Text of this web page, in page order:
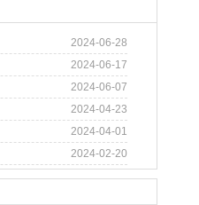
2024-06-28
2024-06-17
2024-06-07
2024-04-23
2024-04-01
2024-02-20